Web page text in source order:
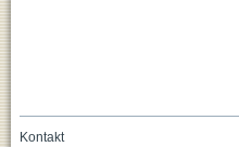
Kontakt